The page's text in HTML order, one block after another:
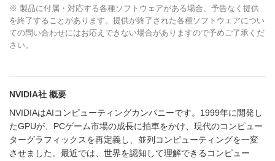
※ 製品に付属・対応する各種ソフトウェアがある場合、予告なく提供
を終了することがあります。提供が終了された各種ソフトウェアについ
ての問い合わせにはお応えできない場合がありますので予めご了承くだ
さい。
NVIDIA社 概要
NVIDIAはAIコンピューティングカンパニーです。1999年に開発し
たGPUが、PCゲーム市場の成長に拍車をかけ、現代のコンピュー
ターグラフィックスを再定義し、並列コンピューティングを一変
させました。最近では、世界を認知して理解できるコンピュー